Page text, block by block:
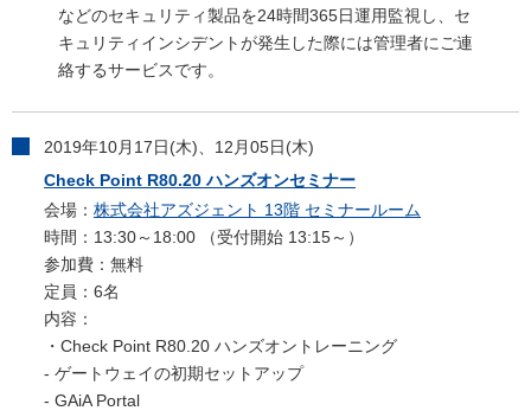
などのセキュリティ製品を24時間365日運用監視し、セ
キュリティインシデントが発生した際には管理者にご連
絡するサービスです。
2019年10月17日(木)、12月05日(木)
Check Point R80.20 ハンズオンセミナー
会場： 株式会社アズジェント 13階 セミナールーム
時間：13:30～18:00 （受付開始 13:15～）
参加費：無料
定員：6名
内容：
・Check Point R80.20 ハンズオントレーニング
- ゲートウェイの初期セットアップ
- GAiA Portal